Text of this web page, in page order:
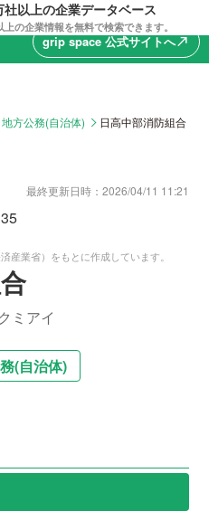
以上の企業データベース
の企業情報を無料で検索できます。
grip space 公式サイトへnorth_east
地方公務(自治体) 日高中部消防組合
最終更新日時： 2026/04/11 11:21
済産業省）をもとに作成しています。
ミアイ
(自治体)